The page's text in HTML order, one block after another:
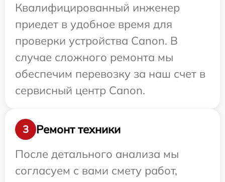
Квалифицированный инженер
приедет в удобное время для
проверки устройства Canon. В
случае сложного ремонта мы
обеспечим перевозку за наш счет в
сервисный центр Canon.
3
Ремонт техники
После детального анализа мы
согласуем с вами смету работ,